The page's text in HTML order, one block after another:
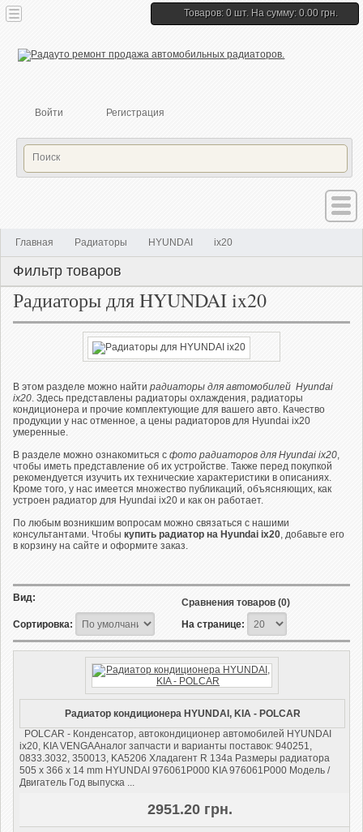
Товаров: 0 шт. На сумму: 0.00 грн.
Войти Регистрация
Главная Радиаторы HYUNDAI ix20
Фильтр товаров
Радиаторы для HYUNDAI ix20
В этом разделе можно найти радиаторы для автомобилей Hyundai
iх20. Здесь представлены радиаторы охлаждения, радиаторы
кондиционера и прочие комплектующие для вашего авто. Качество
продукции у нас отменное, а цены радиаторов для Hyundai iх20
умеренные.
В разделе можно ознакомиться с фото радиаторов для Hyundai iх20,
чтобы иметь представление об их устройстве. Также перед покупкой
рекомендуется изучить их технические характеристики в описаниях.
Кроме того, у нас имеется множество публикаций, объясняющих, как
устроен радиатор для Hyundai iх20 и как он работает.
По любым возникшим вопросам можно связаться с нашими
консультантами. Чтобы купить радиатор на Hyundai iх20, добавьте его
в корзину на сайте и оформите заказ.
Вид:
Сравнения товаров (0)
На странице:
Сортировка:
Радиатор кондиционера HYUNDAI, KIA - POLCAR
POLCAR - Конденсатор, автокондиционер автомобилей HYUNDAI
ix20, KIA VENGA​ Аналог запчасти и варианты поставок: 940251,
0833.3032, 350013, KA5206 Хладагент R 134a Размеры радиатора
505 x 366 x 14 mm HYUNDAI 976061P000 KIA 976061P000 Модель /
Двигатель Год выпуска ...
2951.20 грн.